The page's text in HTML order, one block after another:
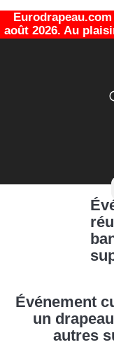
août 2026. Au
Événement
un
autres